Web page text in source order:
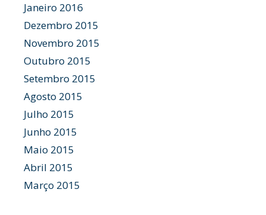
Janeiro 2016
Dezembro 2015
Novembro 2015
Outubro 2015
Setembro 2015
Agosto 2015
Julho 2015
Junho 2015
Maio 2015
Abril 2015
Março 2015